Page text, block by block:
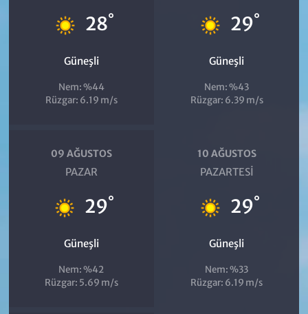
28°
Güneşli
Nem: %44
Rüzgar: 6.19 m/s
29°
Güneşli
Nem: %43
Rüzgar: 6.39 m/s
09 AĞUSTOS
PAZAR
29°
Güneşli
Nem: %42
Rüzgar: 5.69 m/s
10 AĞUSTOS
PAZARTESI
29°
Güneşli
Nem: %33
Rüzgar: 6.19 m/s